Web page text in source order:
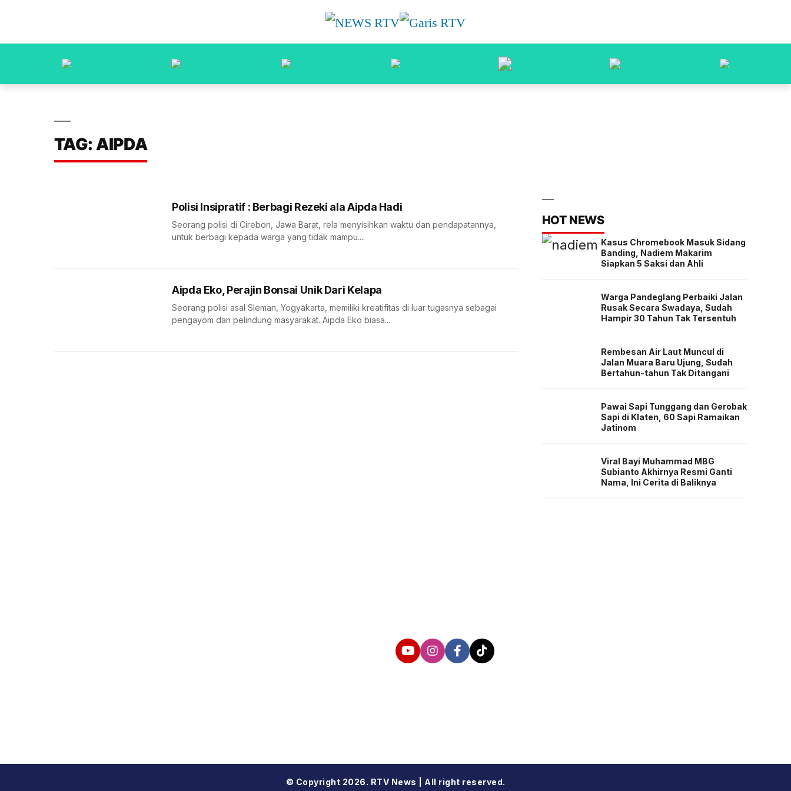
TAG: AIPDA
Polisi Insipratif : Berbagi Rezeki ala Aipda Hadi
Seorang polisi di Cirebon, Jawa Barat, rela menyisihkan waktu dan pendapatannya,
untuk berbagi kepada warga yang tidak mampu....
Aipda Eko, Perajin Bonsai Unik Dari Kelapa
Seorang polisi asal Sleman, Yogyakarta, memiliki kreatifitas di luar tugasnya sebagai
pengayom dan pelindung masyarakat. Aipda Eko biasa...
HOT NEWS
Kasus Chromebook Masuk Sidang
Banding, Nadiem Makarim
Siapkan 5 Saksi dan Ahli
Warga Pandeglang Perbaiki Jalan
Rusak Secara Swadaya, Sudah
Hampir 30 Tahun Tak Tersentuh
Rembesan Air Laut Muncul di
Jalan Muara Baru Ujung, Sudah
Bertahun-tahun Tak Ditangani
Pawai Sapi Tunggang dan Gerobak
Sapi di Klaten, 60 Sapi Ramaikan
Jatinom
Viral Bayi Muhammad MBG
Subianto Akhirnya Resmi Ganti
Nama, Ini Cerita di Baliknya
© Copyright 2026. RTV News | All right reserved.